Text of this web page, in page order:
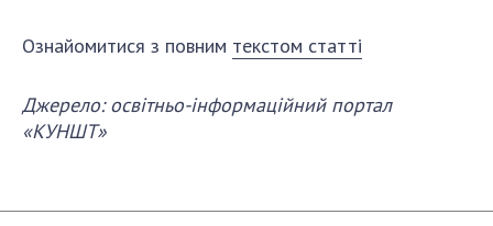
Нормативні акти НАН України
Державний бюджет НАН України
Ознайомитися з повним текстом статті
Джерело: освітньо-інформаційний портал
«КУНШТ»